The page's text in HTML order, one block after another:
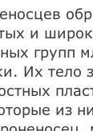
и
групп
Их тело
из